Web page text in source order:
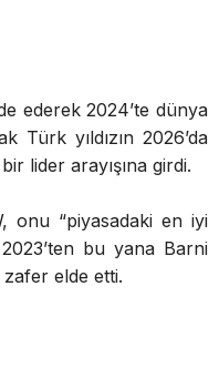
ederek 2024’te dünya
yıldızın 2026’da
lider arayışına girdi.
onu “piyasadaki en iyi
bu yana Barni
elde etti.